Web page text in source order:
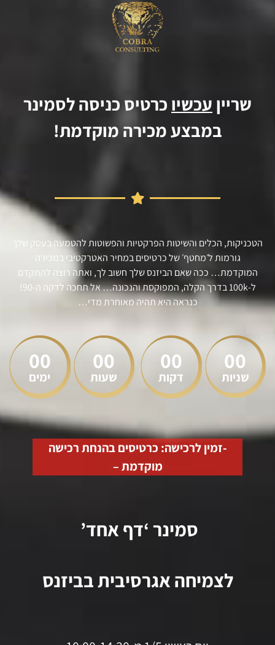
שריין עכשיו כרטיס כניסה לסמינר
במבצע מכירה מוקדמת!
הטכניקות, הכלים והשיטות הפרקטיות והפשוטות להטמעה בעסק שלך
גורמות ל׳מחטף׳ של כרטיסים במחיר האטרקטיבי במכירה
המוקדמת… ככה שאם הביזנס שלך חשוב לך, ואתה רוצה להתקדם
ל-100k בדרך הקלה, המפוקסת והנכונה… אל תחכה לדקה ה-90!
כנראה היא תהיה מאוחרת מדי…
00
ימים
00
שעות
00
דקות
00
שניות
-זמין לרכישה: כרטיסים בהנחת רכישה
מוקדמת –
סמינר ‘דף אחד’
לצמיחה אגרסיבית בביזנס